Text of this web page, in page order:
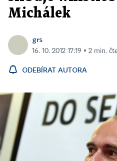
Michálek
grs
16. 10. 2012 17:19 ▪ 2 min.
ODEBÍRAT AUTORA